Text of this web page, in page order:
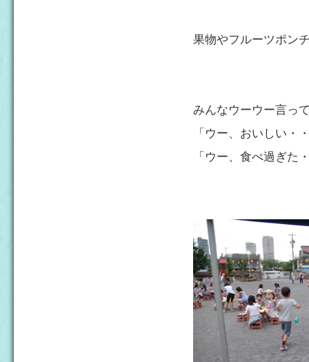
果物やフルーツポン
みんなウーウー言っ
「ウー、おいしい・
「ウー、食べ過ぎた